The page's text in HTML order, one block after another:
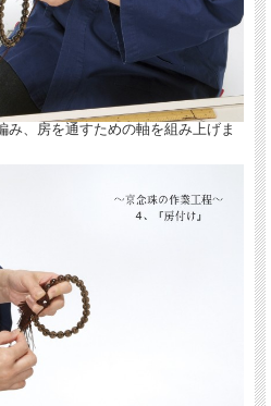
み、房を通すための軸を組み上げま